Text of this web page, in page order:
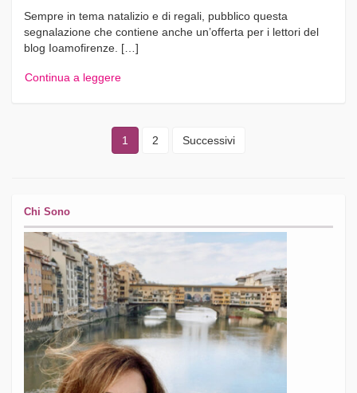
Sempre in tema natalizio e di regali, pubblico questa
segnalazione che contiene anche un’offerta per i lettori del
blog Ioamofirenze. […]
Continua a leggere
1 2 Successivi
Chi Sono